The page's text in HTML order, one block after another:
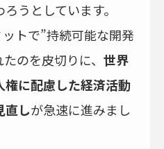
うとしています。
トで”持続可能な開発
のを皮切りに、 世界
に配慮した経済活動
直しが急速に進みまし